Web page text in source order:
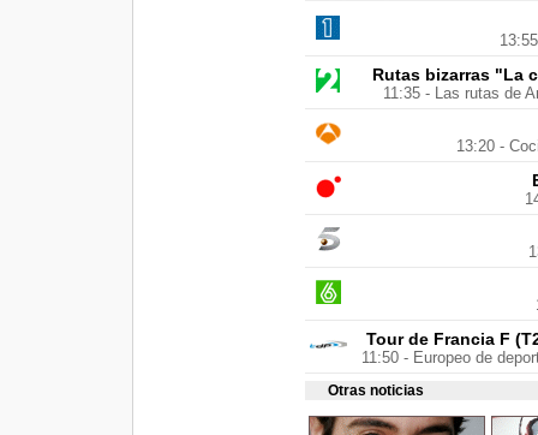
Rutas bizarras "La
11:35 - Las rutas de
13:20 -
Tour de Francia F
11:50 - Europeo de
Otras noticias